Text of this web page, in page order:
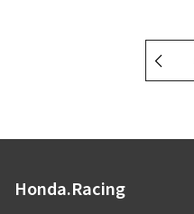
Honda.Racing